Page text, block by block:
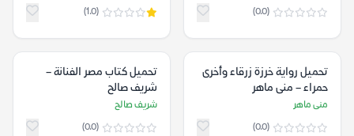
(0.0)
(1.0)
تحميل رواية خرزة زرقاء وأخرى
حمراء – منى ماهر
منى ماهر
(0.0)
تحميل كتاب مصر الفنانة –
شريف صالح
شريف صالح
(0.0)